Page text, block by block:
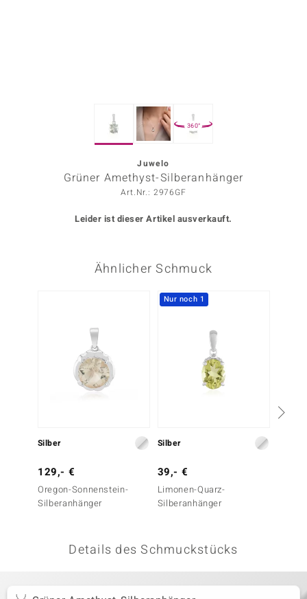
BY DE MELO
360°
Juwelo
Grüner Amethyst-Silberanhänger
Art.Nr.: 2976GF
Leider ist dieser Artikel ausverkauft.
Ähnlicher Schmuck
Silber
129,- €
Oregon-Sonnenstein-
Silberanhänger
Nur noch 1
Silber
39,- €
Limonen-Quarz-
Silberanhänger
Details des Schmuckstücks